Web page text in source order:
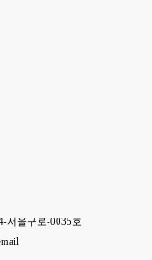
서울구로-0035호